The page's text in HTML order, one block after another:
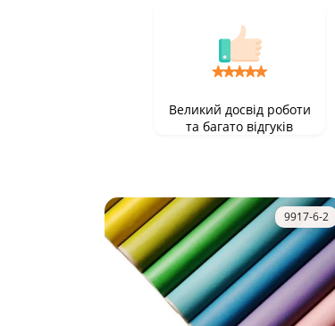
Великий досвід роботи
та багато відгуків
9917-6-2